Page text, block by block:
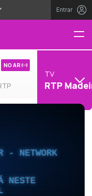
Entrar
NO AR
TV
RTP
- NETWORK
NESTE